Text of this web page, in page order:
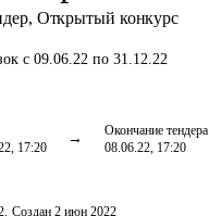
, Открытый конкурс
с 09.06.22 по 31.12.22
17:20
Окончание тендера
08.06.22, 17:20
. Создан 2 июн 2022